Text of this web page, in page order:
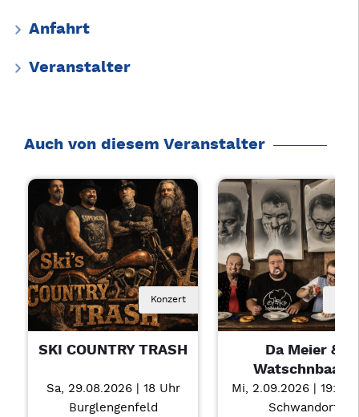
Anfahrt
Veranstalter
Auch von diesem Veranstalter
Konzert
SKI COUNTRY TRASH
Sa, 29.08.2026 | 18 Uhr
Burglengenfeld
Da Meier &
Watschnbaam
Mi, 2.09.2026 | 19:30
Schwandorf